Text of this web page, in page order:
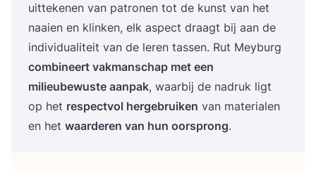
uit­te­ke­nen van patro­nen tot de kunst van het
naaien en klin­ken, elk aspect dra­agt bij aan de
indi­vi­du­ali­te­it van de leren tassen. Rut Meyburg
com­bi­ne­ert vak­man­s­c­hap met een
mili­eubewus­te aan­pak, waar­bij de nadruk ligt
op het res­pec­tvol her­ge­bru­iken van mate­ri­alen
en het waar­de­ren van hun oor­s­prong.